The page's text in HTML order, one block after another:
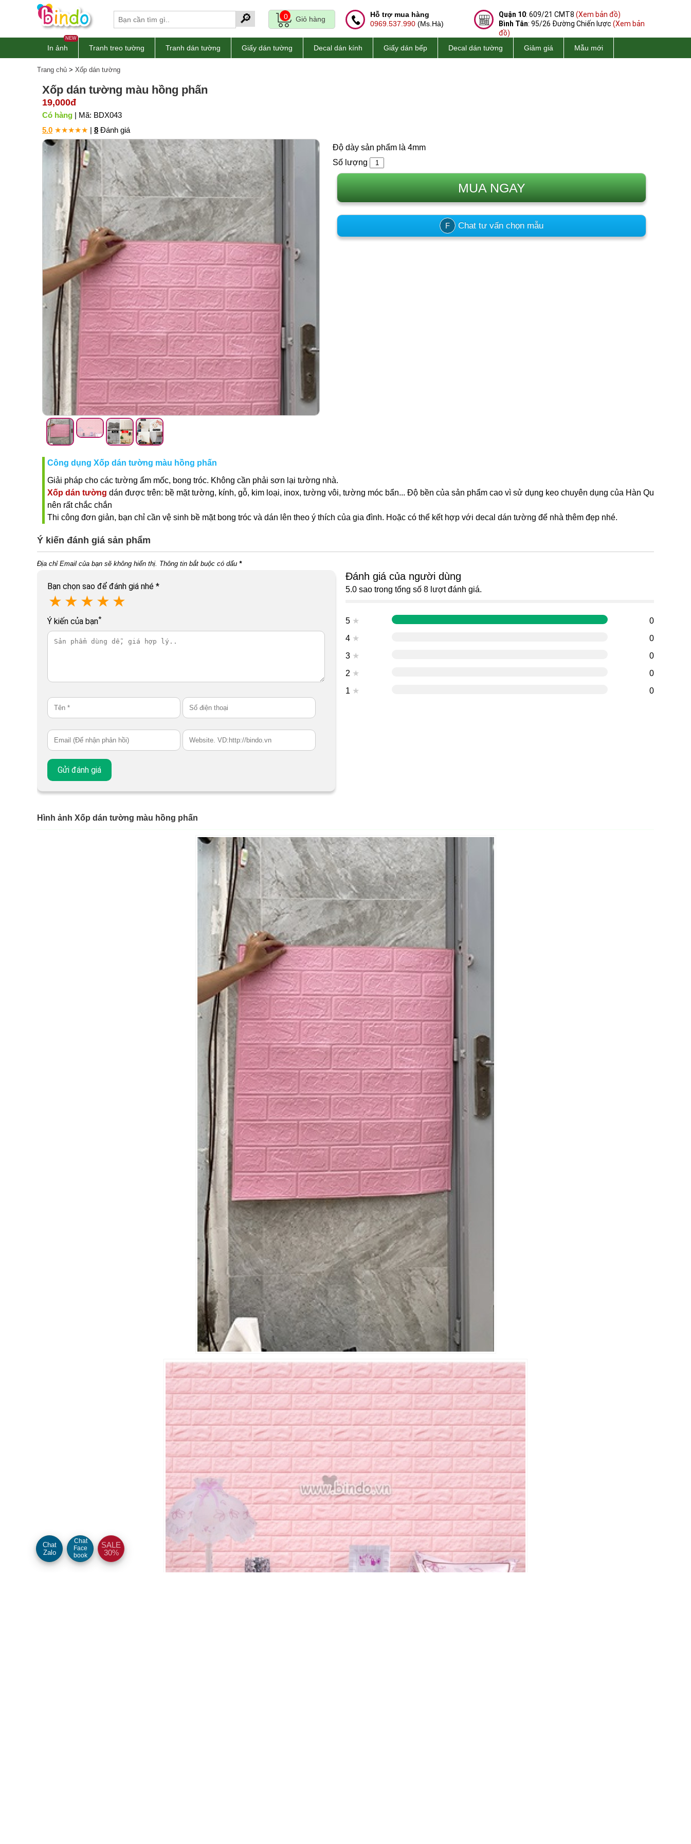
🔎 0 Giỏ hàng
Hỗ trợ mua hàng
0969.537.990 (Ms.Hà)
Quận 10: 609/21 CMT8 (Xem bản đồ)
Bình Tân: 95/26 Đường Chiến lược (Xem bản
đồ)
NEW
In ảnh Tranh treo tường Tranh dán tường Giấy dán tường Decal dán kính Giấy dán bếp Decal dán tường Giảm giá Mẫu mới
Trang chủ > Xốp dán tường
Xốp dán tường màu hồng phấn
19,000đ
Có hàng | Mã: BDX043
5.0 ★★★★★ | 8 Đánh giá
Độ dày sản phẩm là 4mm
Số lượng
MUA NGAY
F Chat tư vấn chọn mẫu
Công dụng Xốp dán tường màu hồng phấn
Giải pháp cho các tường ẩm mốc, bong tróc. Không cần phải sơn lại tường nhà.
Xốp dán tường dán được trên: bề mặt tường, kính, gỗ, kim loại, inox, tường vôi, tường móc bẩn... Độ bền của sản phẩm cao vì sử dụng keo chuyên dụng của Hàn Quốc
nên rất chắc chắn
Thi công đơn giản, bạn chỉ cần vệ sinh bề mặt bong tróc và dán lên theo ý thích của gia đình. Hoặc có thể kết hợp với decal dán tường để nhà thêm đẹp nhé.
Ý kiến đánh giá sản phẩm
Địa chỉ Email của bạn sẽ không hiển thị. Thông tin bắt buộc có dấu *
Bạn chọn sao để đánh giá nhé *
★ ★ ★ ★ ★
Ý kiến của bạn*
Đánh giá của người dùng
5.0 sao trong tổng số 8 lượt đánh giá.
5 ★
0
4 ★
0
3 ★
0
2 ★
0
1 ★ 0
Hình ảnh Xốp dán tường màu hồng phấn
Chat
Zalo
Chat
Face
book
SALE
30%